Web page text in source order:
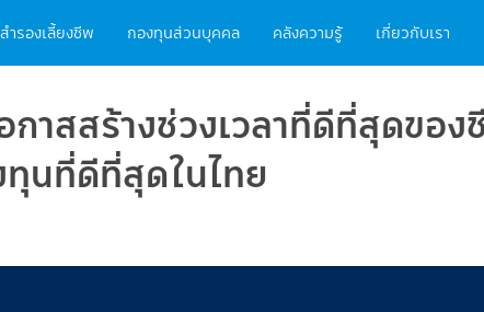
ำรองเลี้ยงชีพ กองทุนส่วนบุคคล คลังความรู้ เกี่ยวกับเรา
าสสร้างช่วงเวลาที่ดีที่สุดขอ
นที่ดีที่สุดในไทย